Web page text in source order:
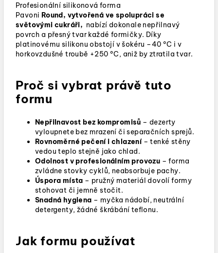
Profesionální silikonová forma
Pavoni Round, vytvořená ve spolupráci se
světovými cukráři, nabízí dokonale nepřilnavý
povrch a přesný tvar každé formičky. Díky
platinovému silikonu obstojí v šokéru –40 °C i v
horkovzdušné troubě +250 °C, aniž by ztratila tvar.
Proč si vybrat právě tuto
formu
Nepřilnavost bez kompromisů – dezerty
vyloupnete bez mrazení či separačních sprejů.
Rovnoměrné pečení i chlazení– tenké stěny
vedou teplo stejně jako chlad.
Odolnost v profesionálním provozu – forma
zvládne stovky cyklů, neabsorbuje pachy.
Úspora místa – pružný materiál dovolí formy
stohovat či jemně stočit.
Snadná hygiena – myčka nádobí, neutrální
detergenty, žádné škrábání teflonu.
Jak formu používat